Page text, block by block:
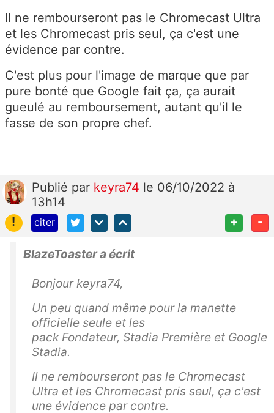
Il ne rembourseront pas le Chromecast Ultra
et les Chromecast pris seul, ça c'est une
évidence par contre.
C'est plus pour l'image de marque que par
pure bonté que Google fait ça, ça aurait
gueulé au remboursement, autant qu'il le
fasse de son propre chef.
Publié par keyra74 le 06/10/2022 à
13h14
!
citer + -
BlazeToaster a écrit
Bonjour keyra74,
Un peu quand même pour la manette
officielle seule et les
pack Fondateur, Stadia Première et Google
Stadia.
Il ne rembourseront pas le Chromecast
Ultra et les Chromecast pris seul, ça c'est
une évidence par contre.